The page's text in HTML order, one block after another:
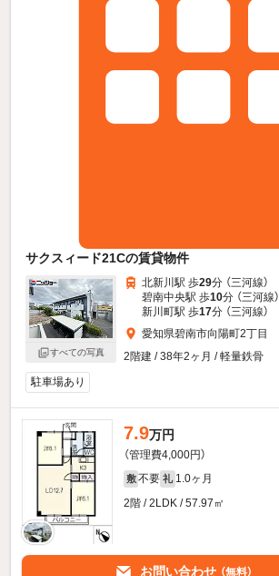
サクスィード21Cの賃貸物件
すべての写真
北新川駅 歩29分 （三河線）
碧南中央駅 歩10分 （三河線）
新川町駅 歩17分 （三河線）
愛知県碧南市向陽町2丁目
2階建 / 38年2ヶ月 / 軽量鉄骨
駐車場あり
7.9万円
（管理費4,000円）
敷 不要 礼 1.0ヶ月
2階 / 2LDK / 57.97㎡
お問い合わせ （無料）